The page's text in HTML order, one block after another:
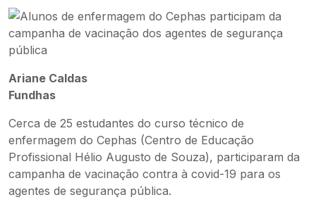
Ariane Caldas
Fundhas
Cerca de 25 estudantes do curso técnico de
enfermagem do Cephas (Centro de Educação
Profissional Hélio Augusto de Souza), participaram da
campanha de vacinação contra à covid-19 para os
agentes de segurança pública.